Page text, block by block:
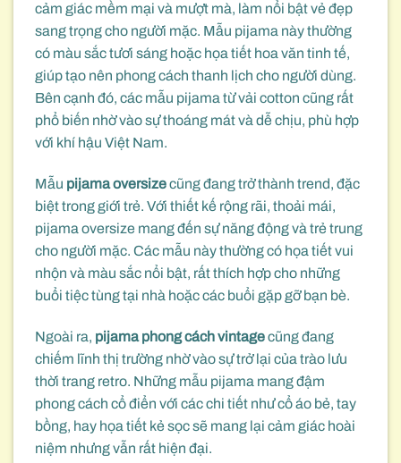
cảm giác mềm mại và mượt mà, làm nổi bật vẻ đẹp
sang trọng cho người mặc. Mẫu pijama này thường
có màu sắc tươi sáng hoặc họa tiết hoa văn tinh tế,
giúp tạo nên phong cách thanh lịch cho người dùng.
Bên cạnh đó, các mẫu pijama từ vải cotton cũng rất
phổ biến nhờ vào sự thoáng mát và dễ chịu, phù hợp
với khí hậu Việt Nam.
Mẫu pijama oversizecũng đang trở thành trend, đặc
biệt trong giới trẻ. Với thiết kế rộng rãi, thoải mái,
pijama oversize mang đến sự năng động và trẻ trung
cho người mặc. Các mẫu này thường có họa tiết vui
nhộn và màu sắc nổi bật, rất thích hợp cho những
buổi tiệc tùng tại nhà hoặc các buổi gặp gỡ bạn bè.
Ngoài ra, pijama phong cách vintagecũng đang
chiếm lĩnh thị trường nhờ vào sự trở lại của trào lưu
thời trang retro. Những mẫu pijama mang đậm
phong cách cổ điển với các chi tiết như cổ áo bẻ, tay
bồng, hay họa tiết kẻ sọc sẽ mang lại cảm giác hoài
niệm nhưng vẫn rất hiện đại.